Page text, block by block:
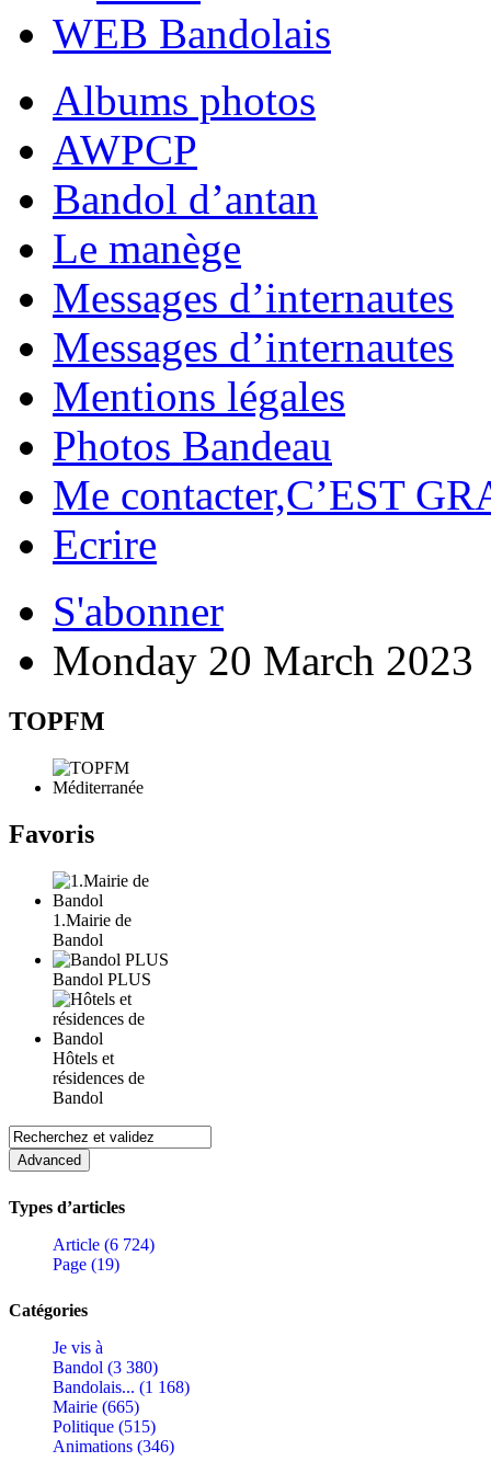
WEB Bandolais
Albums photos
AWPCP
Bandol d’antan
Le manège
Messages d’internautes
Messages d’internautes
Mentions légales
Photos Bandeau
Me contacter,C’EST
Ecrire
S'abonner
Monday 20 March 2023
TOPFM
Favoris
1.Mairie de
Bandol
Bandol PLUS
Hôtels et
résidences de
Bandol
Types d’articles
Article (6 724)
Page (19)
Catégories
Je vis à
Bandol (3 380)
Bandolais... (1 168)
Mairie (665)
Politique (515)
Animations (346)